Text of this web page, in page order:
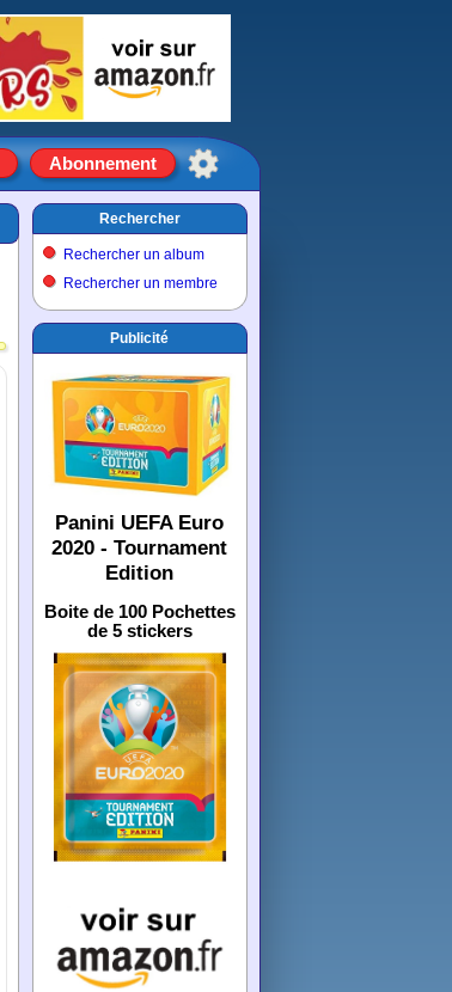
Abonnement
Rechercher
Rechercher un album
Rechercher un membre
Publicité
Panini UEFA Euro
2020 - Tournament
Edition
Boite de 100 Pochettes
de 5 stickers